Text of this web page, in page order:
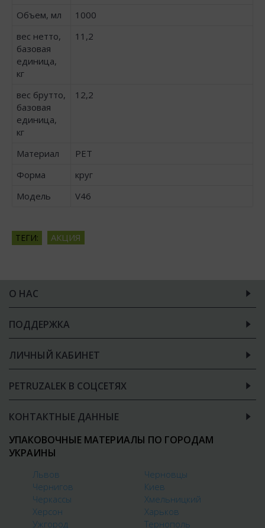
Объем, мл
1000
вес нетто,
базовая
единица,
кг
11,2
вес брутто,
базовая
единица,
кг
12,2
Материал
PET
Форма
круг
Модель
V46
ТЕГИ: АКЦИЯ
О НАС
ПОДДЕРЖКА
ЛИЧНЫЙ КАБИНЕТ
PETRUZALEK В СОЦСЕТЯХ
КОНТАКТНЫЕ ДАННЫЕ
УПАКОВОЧНЫЕ МАТЕРИАЛЫ ПО ГОРОДАМ
УКРАИНЫ
Львов
Черновцы
Чернигов
Киев
Черкассы
Хмельницкий
Херсон
Харьков
Ужгород
Тернополь